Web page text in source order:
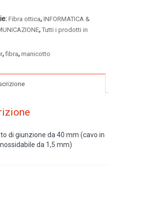
Fibra ottica, INFORMATICA &
, Tutti i prodotti in
,fibra, manicotto
di giunzione da 40 mm (cavo in
da 1,5 mm)